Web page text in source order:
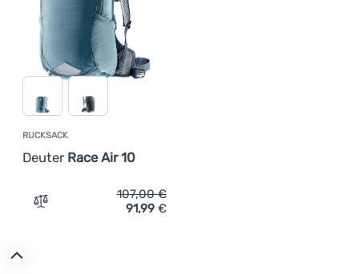
Anmelden /
Registrieren
RUCKSACK
Deuter Race Air 10
Zum Vergleich 'Rucksack Deuter Race Air 10' hinzufügen
107,00€
91,99 €